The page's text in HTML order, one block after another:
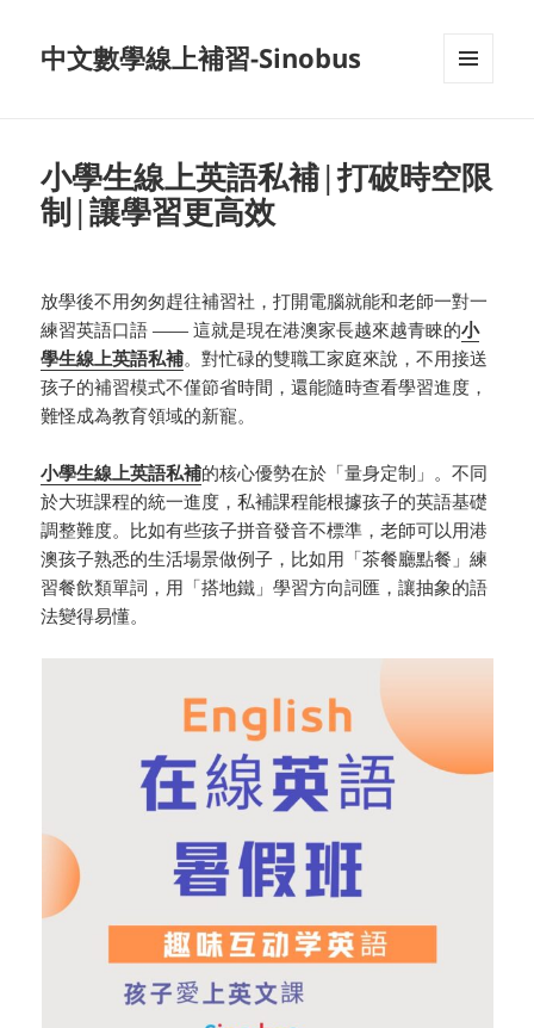
中文數學線上補習-Sinobus
小學生線上英語私補|打破時空限
制|讓學習更高效
放學後不用匆匆趕往補習社，打開電腦就能和老師一對一
練習英語口語 —— 這就是現在港澳家長越來越青睞的小
學生線上英語私補。對忙碌的雙職工家庭來說，不用接送
孩子的補習模式不僅節省時間，還能隨時查看學習進度，
難怪成為教育領域的新寵。
小學生線上英語私補的核心優勢在於「量身定制」。不同
於大班課程的統一進度，私補課程能根據孩子的英語基礎
調整難度。比如有些孩子拼音發音不標準，老師可以用港
澳孩子熟悉的生活場景做例子，比如用「茶餐廳點餐」練
習餐飲類單詞，用「搭地鐵」學習方向詞匯，讓抽象的語
法變得易懂。